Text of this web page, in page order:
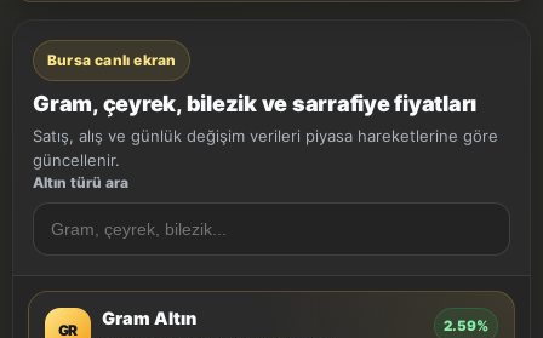
Bursa canlı ekran
Gram, çeyrek, bilezik ve sarrafiye fiyatları
Satış, alış ve günlük değişim verileri piyasa hareketlerine göre
güncellenir.
Altın türü ara
GR
Gram Altın 2.59%